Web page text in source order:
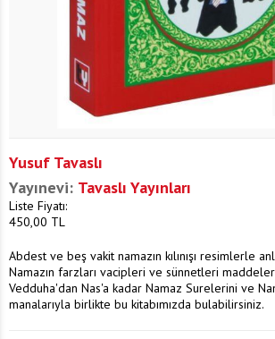
Yusuf Tavaslı
Yayınevi: Tavaslı Yayınları
Liste Fiyatı:
450,00 TL
Abdest ve beş vakit namazın kılınışı resimlerle
Namazın farzları vacipleri ve sünnetleri maddeler
Vedduha'dan Nas'a kadar Namaz Surelerini ve
manalarıyla birlikte bu kitabımızda bulabilirsiniz.